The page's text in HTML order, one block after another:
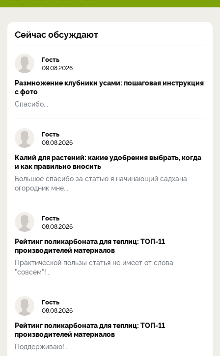
Сейчас обсуждают
Гость
09.08.2026
Размножение клубники усами: пошаговая инструкция
с фото
Спасибо...
Гость
08.08.2026
Калий для растений: какие удобрения выбрать, когда
и как правильно вносить
Большое спасибо за статью я начинающий садхана
огородник мне...
Гость
08.08.2026
Рейтинг поликарбоната для теплиц: ТОП-11
производителей материалов
Практической пользы статья не имеет от слова
"совсем"!...
Гость
08.08.2026
Рейтинг поликарбоната для теплиц: ТОП-11
производителей материалов
Поддерживаю!...